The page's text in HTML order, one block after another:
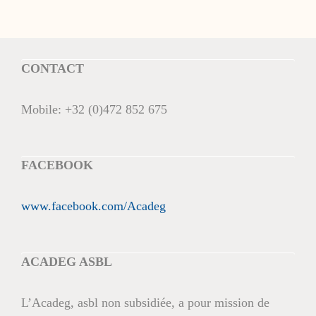
CONTACT
Mobile: +32 (0)472 852 675
FACEBOOK
www.facebook.com/Acadeg
ACADEG ASBL
L’Acadeg, asbl non subsidiée, a pour mission de